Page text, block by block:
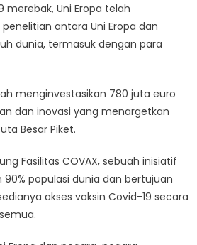
merebak, Uni Eropa telah
antara Uni Eropa dan
dunia, termasuk dengan para
menginvestasikan 780 juta euro
dan inovasi yang menargetkan
Besar Piket.
Fasilitas COVAX, sebuah inisiatif
populasi dunia dan bertujuan
akses vaksin Covid-19 secara